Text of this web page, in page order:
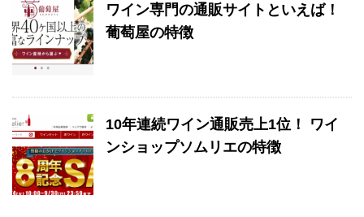
ワイン専門の通販サイトといえば！
葡萄屋の特徴
10年連続ワイン通販売上1位！ ワイ
ンショップソムリエの特徴